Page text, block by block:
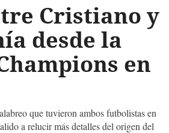
Cristiano y
desde la
en
que tuvieron ambos futbolistas en
a relucir más detalles del origen del